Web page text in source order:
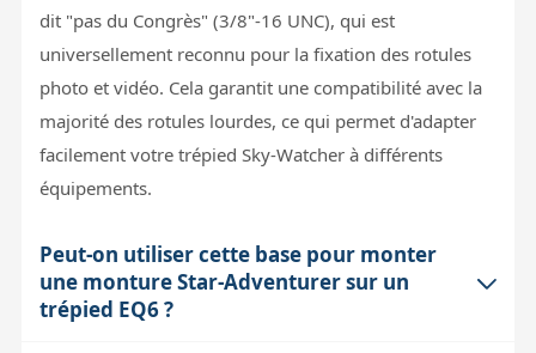
dit "pas du Congrès" (3/8"-16 UNC), qui est
universellement reconnu pour la fixation des rotules
photo et vidéo. Cela garantit une compatibilité avec la
majorité des rotules lourdes, ce qui permet d'adapter
facilement votre trépied Sky-Watcher à différents
équipements.
Peut-on utiliser cette base pour monter
une monture Star-Adventurer sur un
trépied EQ6 ?